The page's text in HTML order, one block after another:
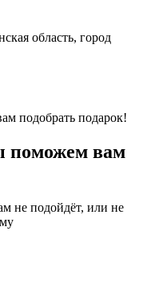
область, город
поможем вам
не подойдёт, или не